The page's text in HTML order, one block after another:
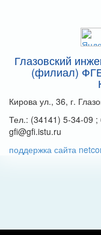
Глазовский
(филиал)
Кирова ул., 36, г.
Тел.: (34141) 5-34-09
gfi@gfi.istu.ru
поддержка сайта